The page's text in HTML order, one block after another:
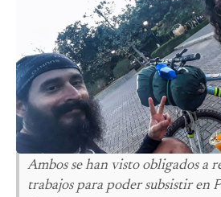
Ambos se han visto obligados a
trabajos para poder subsistir en